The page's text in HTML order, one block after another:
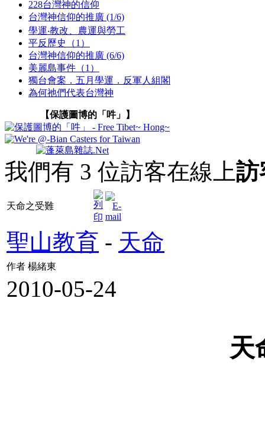
228台灣神的信仰
台灣神信仰的推廣 (1/6)
學運‧教改、農運與勞工
平反歷史（1）
台灣神信仰的推廣 (6/6)
美麗島事件（1）
獨台會案．五月學運．反軍人組閣
為何祂們代表台灣神
【保護圖博的「吽」】
我們有 3 位訪客在線上訪
天命之受難
聖山教育 - 天命
作者 楊緒東
2010-05-24
天